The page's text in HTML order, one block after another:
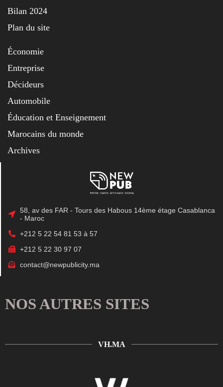
Bilan 2024
Plan du site
Économie
Entreprise
Décideurs
Automobile
Éducation et Enseignement
Marocains du monde
Archives
58, av des FAR - Tours des Habous 14ème étage Casablanca
- Maroc
+212 5 22 54 81 53 à 57
+212 5 22 30 97 07
contact@newpublicity.ma
NOS AUTRES SITES
VH.MA